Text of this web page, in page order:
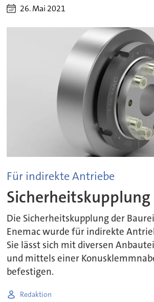
26. Mai 2021
Für indirekte Antriebe
Sicherheitskupplung
Die Sicherheitskupplung der
Enemac wurde für indirekte
Sie lässt sich mit diversen
und mittels einer
befestigen.
Redaktion